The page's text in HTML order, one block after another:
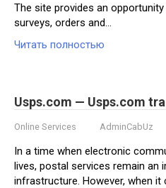
The site provides an
surveys, orders and…
Читать полностью
Usps.com — Usps.com
Online Services AdminCabUz
In a time when electronic
lives, postal services remain
infrastructure. However, when